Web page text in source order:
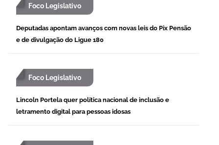
Foco Legislativo
Deputadas apontam avanços com novas leis do Pix Pensão
e de divulgação do Ligue 180
Foco Legislativo
Lincoln Portela quer política nacional de inclusão e
letramento digital para pessoas idosas